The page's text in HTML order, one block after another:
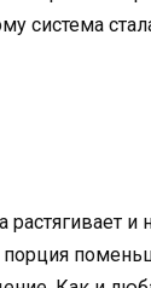
система
и
порция